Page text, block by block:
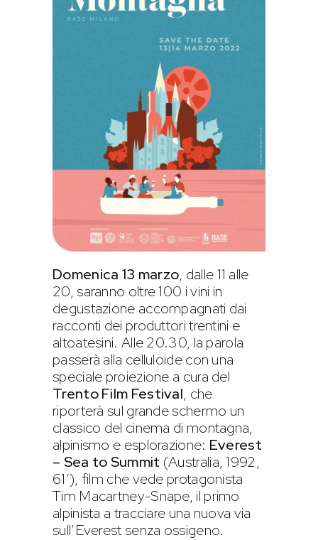
Domenica 13 marzo, dalle 11 alle
20, saranno oltre 100 i vini in
degustazione accompagnati dai
racconti dei produttori trentini e
altoatesini. Alle 20.30, la parola
passerà alla celluloide con una
speciale proiezione a cura del
Trento Film Festival, che
riporterà sul grande schermo un
classico del cinema di montagna,
alpinismo e esplorazione: Everest
– Sea to Summit (Australia, 1992,
61′), film che vede protagonista
Tim Macartney-Snape, il primo
alpinista a tracciare una nuova via
sull’Everest senza ossigeno.